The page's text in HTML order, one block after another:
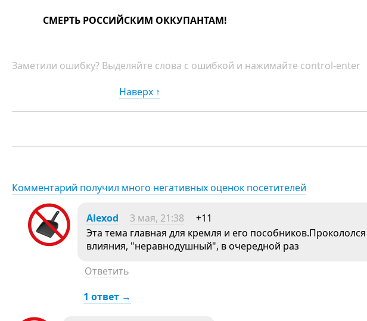
СМЕРТЬ РОССИЙСКИМ ОККУПАНТАМ!
Заметили ошибку? Выделяйте слова с ошибкой и нажимайте control-enter
Наверх ↑
Комментарий получил много негативных оценок посетителей
Alexod 3 мая, 21:38
+11
Эта тема главная для кремля и его
влияния, "неравнодушный", в очередной раз
Ответить
1 ответ →